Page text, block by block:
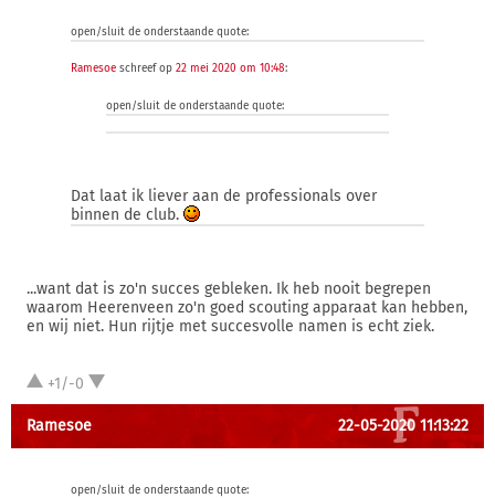
open/sluit de onderstaande quote:
Ramesoe schreef op 22 mei 2020 om 10:48:
open/sluit de onderstaande quote:
Dat laat ik liever aan de professionals over
binnen de club.
...want dat is zo'n succes gebleken. Ik heb nooit begrepen
waarom Heerenveen zo'n goed scouting apparaat kan hebben,
en wij niet. Hun rijtje met succesvolle namen is echt ziek.
+1/-0
Ramesoe 22-05-2020 11:13:22
open/sluit de onderstaande quote: